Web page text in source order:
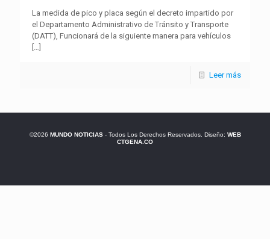
La medida de pico y placa según el decreto impartido por
el Departamento Administrativo de Tránsito y Transporte
(DATT), Funcionará de la siguiente manera para vehículos
[…]
Leer más
©2026 MUNDO NOTICIAS- Todos Los Derechos Reservados. Diseño: WEB
CTGENA.CO